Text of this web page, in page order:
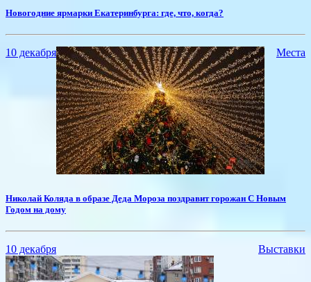
Новогодние ярмарки Екатеринбурга: где, что, когда?
10 декабря Места
​Николай Коляда в образе Деда Мороза поздравит горожан С Новым
Годом на дому
10 декабря Выставки